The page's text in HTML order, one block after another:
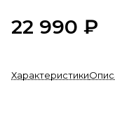
22 990 ₽
Характеристики